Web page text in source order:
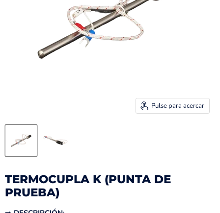
Pulse para acercar
TERMOCUPLA K (PUNTA DE
PRUEBA)